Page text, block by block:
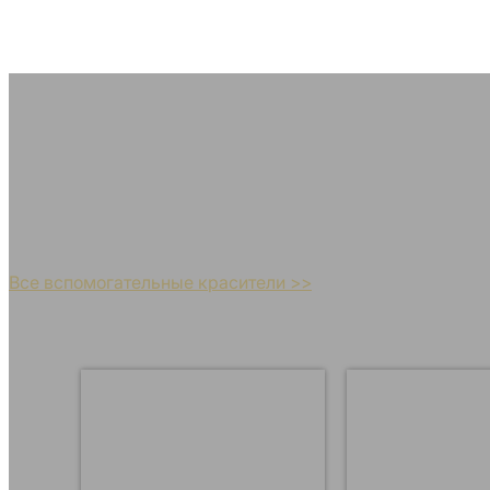
Все вспомогательные красители >>